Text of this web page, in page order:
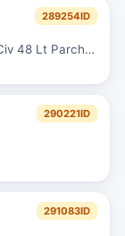
289254ID
Via Codognino 48 / Fr Civ 48 Lt Parcheggio
290221ID
291083ID